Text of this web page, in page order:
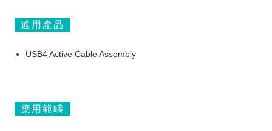
適用產品
USB4 Active Cable Assembly
應用範疇